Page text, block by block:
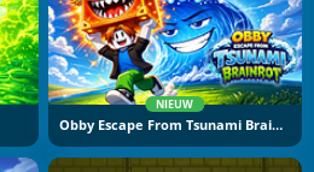
NIEUW
Obby Escape From Tsunami Brainrot